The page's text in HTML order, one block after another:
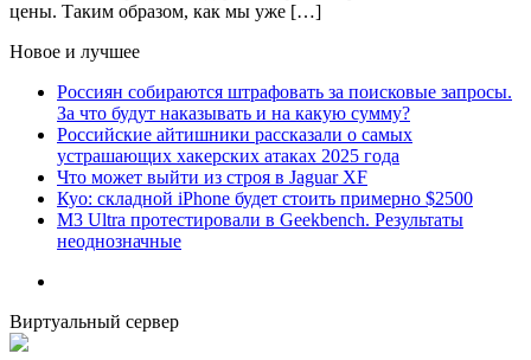
цены. Таким образом, как мы уже […]
Новое и лучшее
Россиян собираются штрафовать за поисковые запросы.
За что будут наказывать и на какую сумму?
Российские айтишники рассказали о самых
устрашающих хакерских атаках 2025 года
Что может выйти из строя в Jaguar XF
Куо: складной iPhone будет стоить примерно $2500
M3 Ultra протестировали в Geekbench. Результаты
неоднозначные
Виртуальный сервер